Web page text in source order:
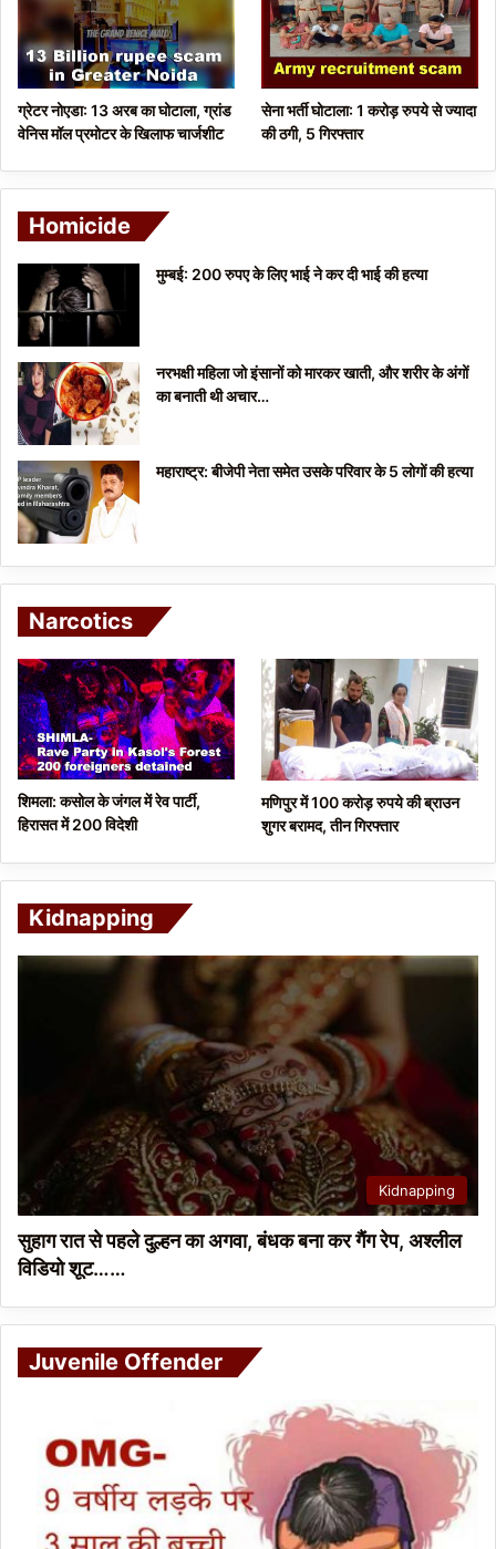
ग्रेटर नोएडा: 13 अरब का घोटाला, ग्रांड
वेनिस मॉल प्रमोटर के खिलाफ चार्जशीट
सेना भर्ती घोटाला: 1 करोड़ रुपये से ज्यादा
की ठगी, 5 गिरफ्तार
Homicide
मुम्बई: 200 रुपए के लिए भाई ने कर दी भाई की हत्या
नरभक्षी महिला जो इंसानों को मारकर खाती, और शरीर के अंगों
का बनाती थी अचार…
महाराष्ट्र: बीजेपी नेता समेत उसके परिवार के 5 लोगों की हत्या
Narcotics
शिमला: कसोल के जंगल में रेव पार्टी,
हिरासत में 200 विदेशी
मणिपुर में 100 करोड़ रुपये की ब्राउन
शुगर बरामद, तीन गिरफ्तार
Kidnapping
Kidnapping
सुहाग रात से पहले दुल्हन का अगवा, बंधक बना कर गैंग रेप, अश्लील
विडियो शूट……
Juvenile Offender